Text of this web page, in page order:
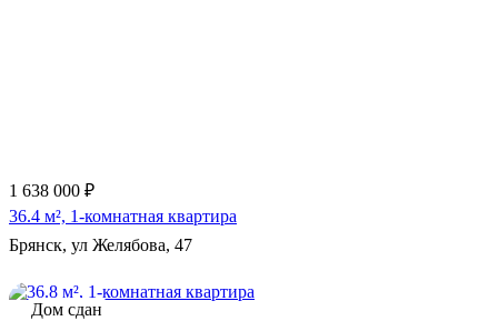
1 638 000 ₽
36.4 м², 1-комнатная квартира
Брянск, ул Желябова, 47
Дом сдан